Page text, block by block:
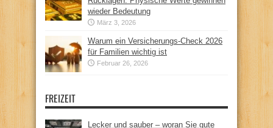
wieder Bedeutung
März 3, 2026
Warum ein Versicherungs-Check 2026
für Familien wichtig ist
Februar 26, 2026
FREIZEIT
Lecker und sauber – woran Sie gute